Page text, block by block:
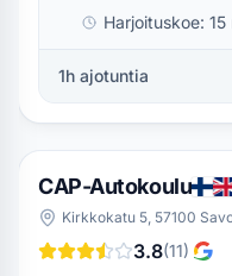
Harjoituskoe: 15
1h ajotuntia
CAP-Autokoulu
Kirkkokatu 5, 57100
3.8(11)